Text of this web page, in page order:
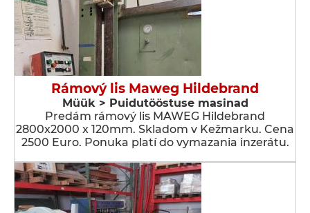
Rámový lis Maweg Hildebrand
Müük > Puidutööstuse masinad
Predám rámový lis MAWEG Hildebrand
2800x2000 x 120mm. Skladom v Kežmarku. Cena
2500 Euro. Ponuka platí do vymazania inzerátu.